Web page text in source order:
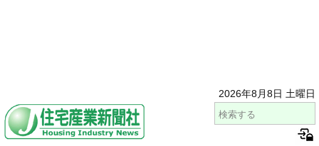
2026年8月8日 土曜日